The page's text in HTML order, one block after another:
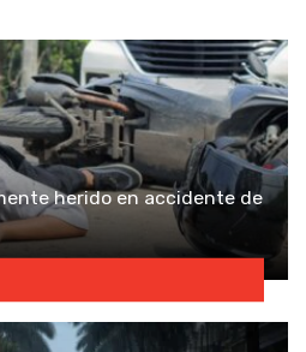
herido en accidente de